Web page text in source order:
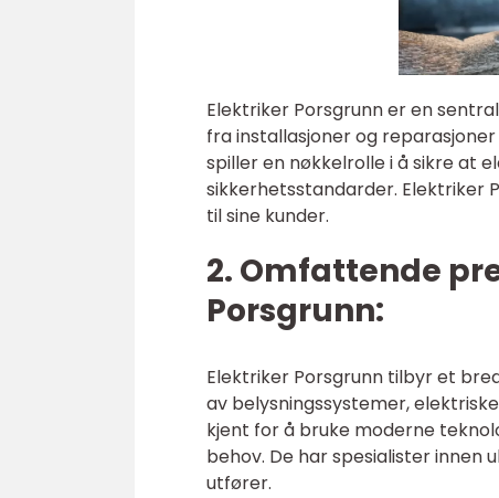
Elektriker Porsgrunn er en
fra installasjoner og
spiller en nøkkelrolle i å sikre at
sikkerhetsstandarder. Elektriker
til sine kunder.
2. Omfattende
Porsgrunn:
Elektriker Porsgrunn tilbyr et
av belysningssystemer,
kjent for å bruke moderne
behov. De har spesialister
utfører.